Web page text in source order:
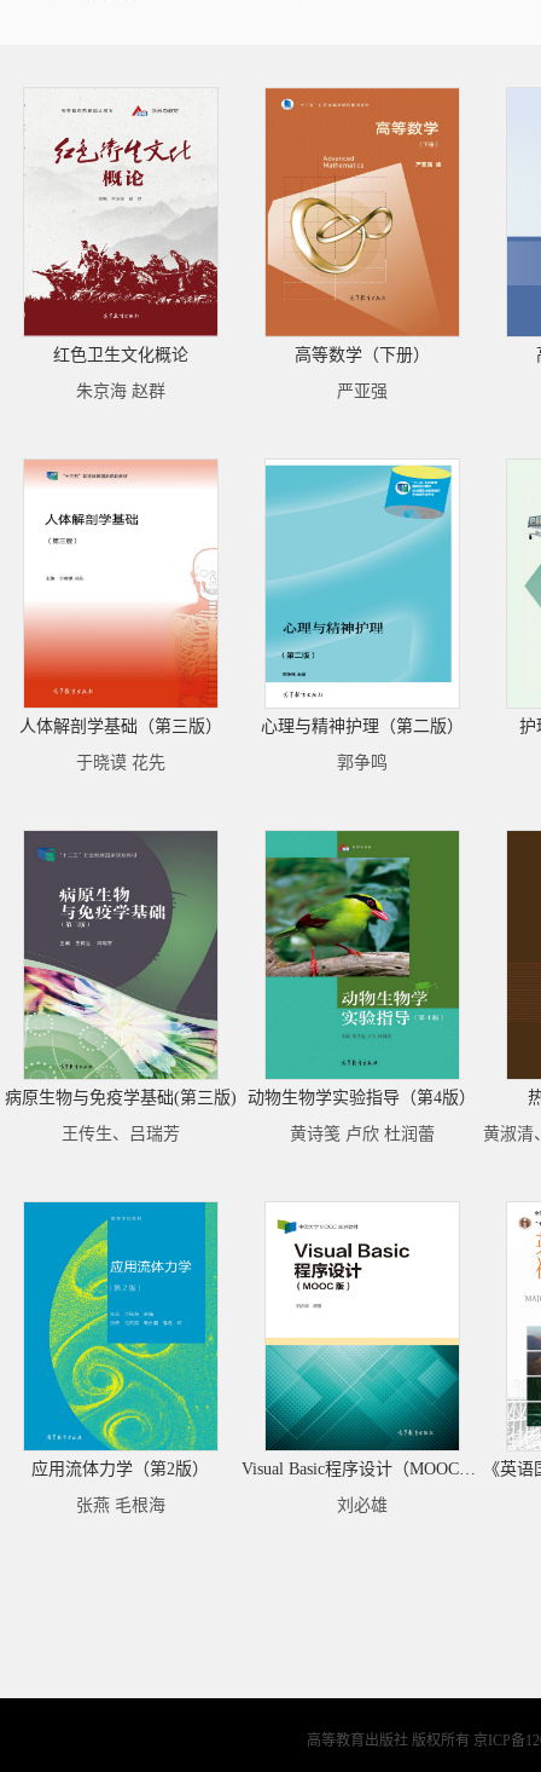
红色卫生文化概论
朱京海 赵群
高等数学（下册）
严亚强
人体解剖学基础（第三版）
于晓谟 花先
心理与精神护理（第二版）
郭争鸣
护
病原生物与免疫学基础(第三版)
王传生、吕瑞芳
动物生物学实验指导（第4版）
黄诗笺 卢欣 杜润蕾
应用流体力学（第2版）
张燕 毛根海
Visual Basic程序设计（MOOC版）
刘必雄
高等教育出版社 版权所有 京ICP备